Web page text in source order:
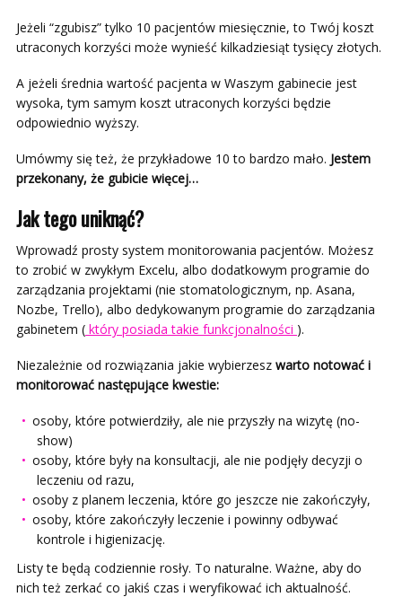
Jeżeli “zgubisz” tylko 10 pacjentów miesięcznie, to Twój koszt
utraconych korzyści może wynieść kilkadziesiąt tysięcy złotych.
A jeżeli średnia wartość pacjenta w Waszym gabinecie jest
wysoka, tym samym koszt utraconych korzyści będzie
odpowiednio wyższy.
Umówmy się też, że przykładowe 10 to bardzo mało. Jestem
przekonany, że gubicie więcej…
Jak tego uniknąć?
Wprowadź prosty system monitorowania pacjentów. Możesz
to zrobić w zwykłym Excelu, albo dodatkowym programie do
zarządzania projektami (nie stomatologicznym, np. Asana,
Nozbe, Trello), albo dedykowanym programie do zarządzania
gabinetem ( który posiada takie funkcjonalności ).
Niezależnie od rozwiązania jakie wybierzesz warto notować i
monitorować następujące kwestie:
osoby, które potwierdziły, ale nie przyszły na wizytę (no-
show)
osoby, które były na konsultacji, ale nie podjęły decyzji o
leczeniu od razu,
osoby z planem leczenia, które go jeszcze nie zakończyły,
osoby, które zakończyły leczenie i powinny odbywać
kontrole i higienizację.
Listy te będą codziennie rosły. To naturalne. Ważne, aby do
nich też zerkać co jakiś czas i weryfikować ich aktualność.